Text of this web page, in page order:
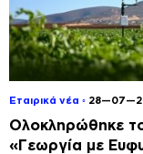
Εταιρικά νέα ◦
Ολοκληρώθηκε
«Γεωργία με